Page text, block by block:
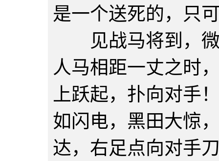
是一个送死的，只
见战马将到，微
人马相距一丈之时
上跃起，扑向对手
如闪电，黑田大惊
达，右足点向对手